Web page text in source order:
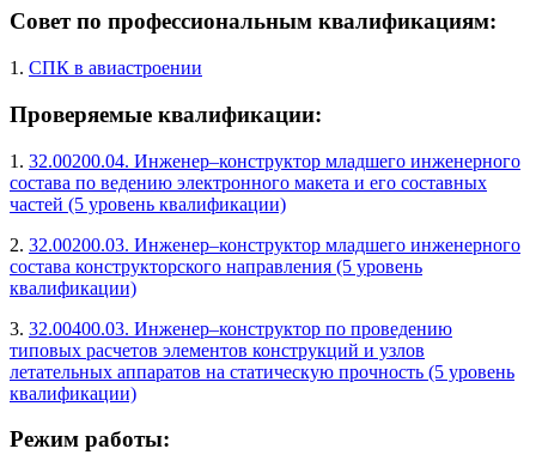
Совет по профессиональным квалификациям:
1. СПК в авиастроении
Проверяемые квалификации:
1. 32.00200.04. Инженер–конструктор младшего инженерного
состава по ведению электронного макета и его составных
частей (5 уровень квалификации)
2. 32.00200.03. Инженер–конструктор младшего инженерного
состава конструкторского направления (5 уровень
квалификации)
3. 32.00400.03. Инженер–конструктор по проведению
типовых расчетов элементов конструкций и узлов
летательных аппаратов на статическую прочность (5 уровень
квалификации)
Режим работы: